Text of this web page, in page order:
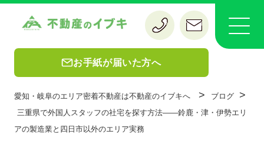
お手紙が届いた方へ
愛知・岐阜のエリア密着不動産は不動産のイブキへ > ブログ >
三重県で外国人スタッフの社宅を探す方法——鈴鹿・津・伊勢エリ
アの製造業と四日市以外のエリア実務